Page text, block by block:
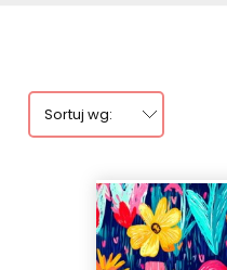
Sortuj wg: